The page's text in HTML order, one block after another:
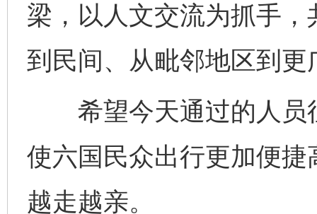
梁，以人文交流为抓手
到民间、从毗邻地区到更
希望今天通过的人员
使六国民众出行更加便
越走越亲。